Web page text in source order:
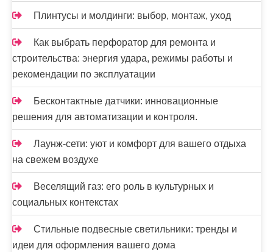
Плинтусы и молдинги: выбор, монтаж, уход
Как выбрать перфоратор для ремонта и
строительства: энергия удара, режимы работы и
рекомендации по эксплуатации
Бесконтактные датчики: инновационные
решения для автоматизации и контроля.
Лаунж-сети: уют и комфорт для вашего отдыха
на свежем воздухе
Веселящий газ: его роль в культурных и
социальных контекстах
Стильные подвесные светильники: тренды и
идеи для оформления вашего дома